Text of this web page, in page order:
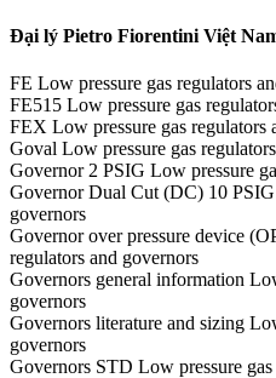
Đại lý Pietro Fiorentini Việt
FE Low pressure gas regulators
FE515 Low pressure gas
FEX Low pressure gas regulators
Goval Low pressure gas
Governor 2 PSIG Low pressure
Governor Dual Cut (DC) 10
governors
Governor over pressure device
regulators and governors
Governors general information
governors
Governors literature and sizing
governors
Governors STD Low pressure